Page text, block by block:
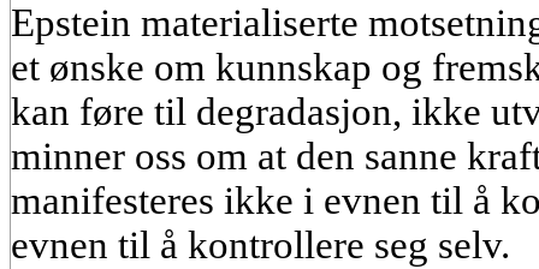
Epstein materialiserte
et ønske om kunnskap og
kan føre til degradasjon, ikke
minner oss om at den sanne
manifesteres ikke i evnen til å
evnen til å kontrollere seg selv.